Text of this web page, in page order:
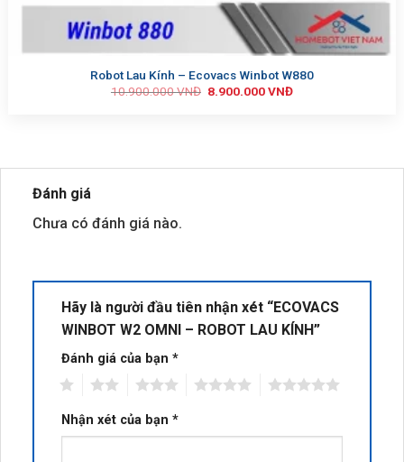
Robot Lau Kính – Ecovacs Winbot W880
10.900.000VNĐ 8.900.000VNĐ
Đánh giá
Chưa có đánh giá nào.
Hãy là người đầu tiên nhận xét “ECOVACS
WINBOT W2 OMNI – ROBOT LAU KÍNH”
Đánh giá của bạn *
Nhận xét của bạn *